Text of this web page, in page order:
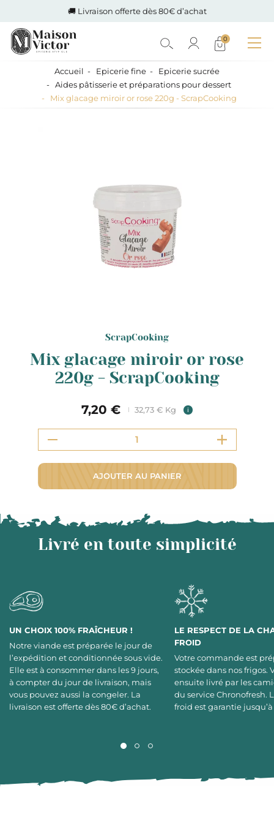
🚚 Livraison offerte dès 80€ d’achat
0
Accueil Epicerie fine
Epicerie sucrée
Aides pâtisserie et préparations pour dessert
Mix glacage miroir or rose 220g - ScrapCooking
ScrapCooking
Mix glacage miroir or rose
220g - ScrapCooking
7,20 € 32,73 € Kg i
AJOUTER AU PANIER
Livré en toute simplicité
UN CHOIX 100% FRAÎCHEUR !
Notre viande est préparée le jour de
l’expédition et conditionnée sous vide.
Elle est à consommer dans les 9 jours,
à compter du jour de livraison, mais
vous pouvez aussi la congeler. La
livraison est offerte dès 80€ d’achat.
LE RESPECT DE LA
FROID
Votre commande est
stockée dans nos frigos.
ensuite livré par les
du service Chronofresh.
froid est garantie